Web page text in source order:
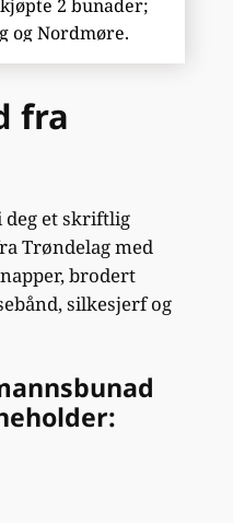
2 bunader;
og Nordmøre.
kjøre noen timer
på skinner;
og ikke
Nå gleder gutta
bunad vi skal
hos Anne
fra
deg et skriftlig
Trøndelag med
brodert
silkesjerf og